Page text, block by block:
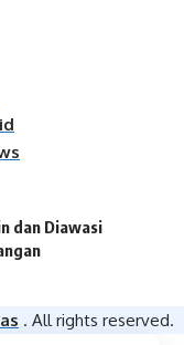
dan Diawasi
. All rights reserved.